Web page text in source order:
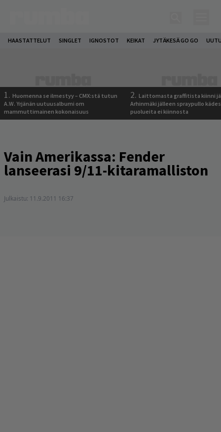
HAASTATTELUT SINGLET IGNOSTOT KEIKAT JYTÄKESÄ GO GO
1. Huomenna se ilmestyy – CMX:stä tutun
A.W. Yrjänän uutuusalbumi om
mammuttimainen kokonaisuus
2. Laittomasta graffitista kiinni
Arhinmäki jälleen spraypullo
puolueita ei kiinnosta
Vain Amerikassa: Fender
lanseerasi 9/11-kitaramalliston
Julkaistu: 11.9.2011 16:37